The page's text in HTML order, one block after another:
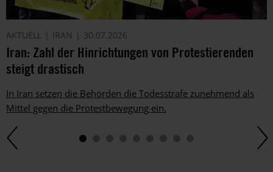
AKTUELL IRAN 30.07.2026
Iran: Zahl der Hinrichtungen von Protestierenden
steigt drastisch
In Iran setzen die Behörden die Todesstrafe zunehmend als
Mittel gegen die Protestbewegung ein.